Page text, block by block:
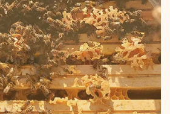
z'est parti !